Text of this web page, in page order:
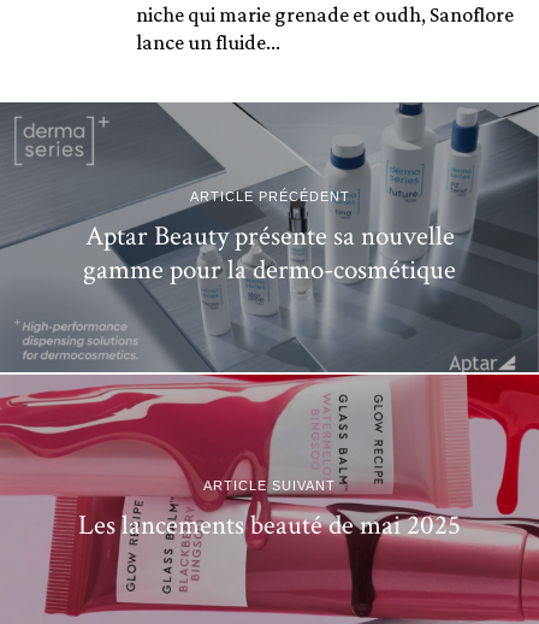
niche qui marie grenade et oudh, Sanoflore
lance un fluide...
ARTICLE PRÉCÉDENT
Aptar Beauty présente sa nouvelle
gamme pour la dermo-cosmétique
ARTICLE SUIVANT
Les lancements beauté de mai 2025